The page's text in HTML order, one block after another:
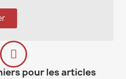
pour les articles